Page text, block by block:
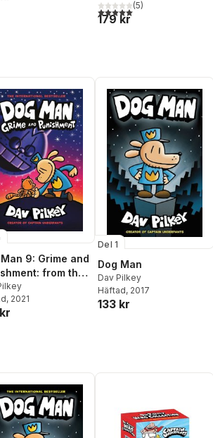
5,0utav 5 stjärnor. Totalt
(5)
179 kr
9: Grime and
from the
creator of
Underpants
, 2021
Del 1
Dog Man
Dav Pilkey
Häftad, 2017
133 kr